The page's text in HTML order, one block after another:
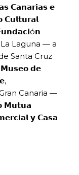
𝗖𝗮𝗻𝗮𝗿𝗶𝗮𝘀 𝗲
𝗖𝘂𝗹𝘁𝘂𝗿𝗮𝗹
Laguna — a
Santa Cruz
𝗠𝘂𝘀𝗲𝗼 𝗱𝗲
Canaria —
𝗠𝘂𝘁𝘂𝗮
𝘆 𝗖𝗮𝘀𝗮